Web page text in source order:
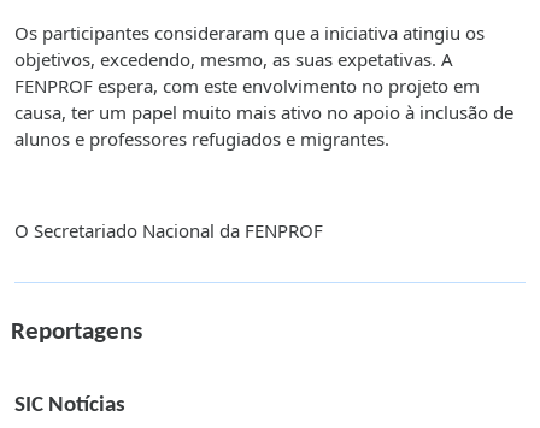
Os participantes consideraram que a iniciativa atingiu os
objetivos, excedendo, mesmo, as suas expetativas. A
FENPROF espera, com este envolvimento no projeto em
causa, ter um papel muito mais ativo no apoio à inclusão de
alunos e professores refugiados e migrantes.
O Secretariado Nacional da FENPROF
Reportagens
SIC Notícias